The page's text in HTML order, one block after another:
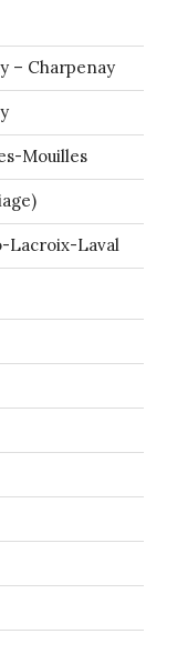
– Charpenay
Mouilles
Lacroix-Laval